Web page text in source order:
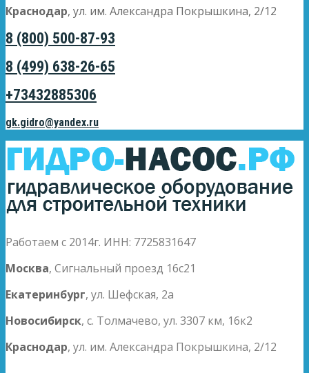
Краснодар, ул. им. Александра Покрышкина, 2/12
8 (800) 500-87-93
8 (499) 638-26-65
+73432885306
gk.gidro@yandex.ru
Работаем с 2014г. ИНН: 7725831647
Москва, Сигнальный проезд 16с21
Екатеринбург, ул. Шефская, 2а
Новосибирск, с. Толмачево, ул. 3307 км, 16к2
Краснодар, ул. им. Александра Покрышкина, 2/12